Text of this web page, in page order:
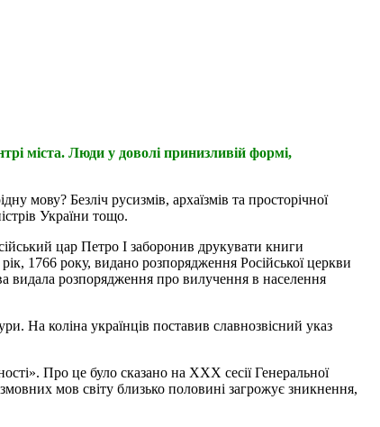
міста. Люди у доволі принизливій формі,
Безліч русизмів, архаїзмів та просторічної
України тощо.
цар Петро І заборонив друкувати книги
1766 року, видано розпорядження Російської церкви
видала розпорядження про вилучення в населення
На коліна українців поставив славнозвісний указ
Про це було сказано на ХХХ сесії Генеральної
мов світу близько половині загрожує зникнення,